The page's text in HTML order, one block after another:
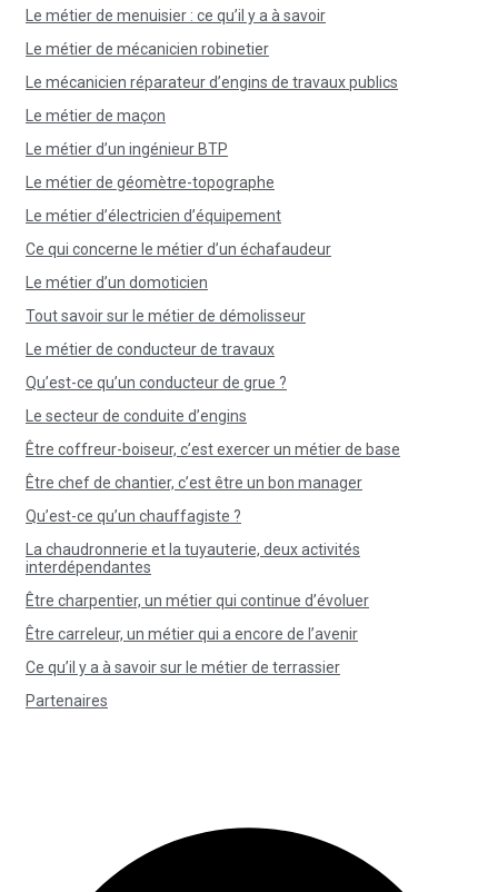
Le métier de menuisier : ce qu’il y a à savoir
Le métier de mécanicien robinetier
Le mécanicien réparateur d’engins de travaux publics
Le métier de maçon
Le métier d’un ingénieur BTP
Le métier de géomètre-topographe
Le métier d’électricien d’équipement
Ce qui concerne le métier d’un échafaudeur
Le métier d’un domoticien
Tout savoir sur le métier de démolisseur
Le métier de conducteur de travaux
Qu’est-ce qu’un conducteur de grue ?
Le secteur de conduite d’engins
Être coffreur-boiseur, c’est exercer un métier de base
Être chef de chantier, c’est être un bon manager
Qu’est-ce qu’un chauffagiste ?
La chaudronnerie et la tuyauterie, deux activités
interdépendantes
Être charpentier, un métier qui continue d’évoluer
Être carreleur, un métier qui a encore de l’avenir
Ce qu’il y a à savoir sur le métier de terrassier
Partenaires